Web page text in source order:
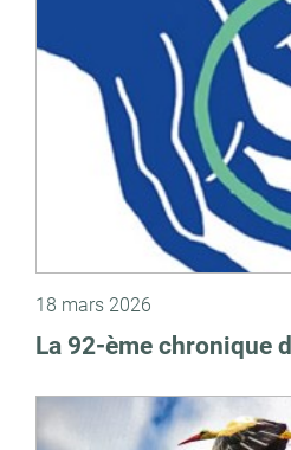
18 mars 2026
La 92-ème chronique